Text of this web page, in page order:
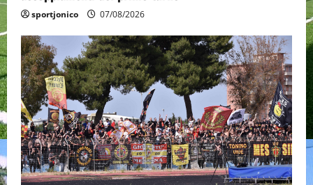
sportjonico 07/08/2026